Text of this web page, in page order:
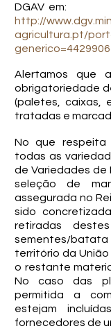
DGAV em:
http://
agricultura.pt/
Alertamos que
obrigatoriedade
(paletes, caixas,
tratadas e
No que
todas as
de Variedades de
seleção de
assegurada no
sido
retiradas
sementes/batata
território da União
o restante
No caso das
permitida a
estejam
fornecedores de